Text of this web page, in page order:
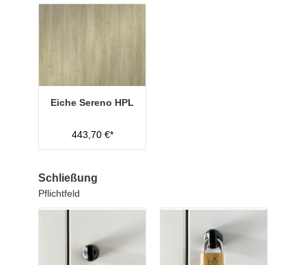
Eiche Sereno HPL
443,70 €*
Schließung
Pflichtfeld